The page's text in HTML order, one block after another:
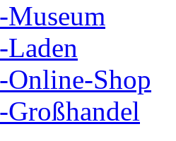
Museum
Laden
Online-Shop